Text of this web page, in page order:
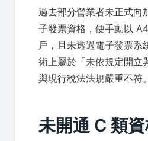
過去部分營業者未正式向
子發票資格，便手動以
戶，且未透過電子發票系
術上屬於「未依規定開立
與現行稅法法規嚴重不符。
未開通 C 類